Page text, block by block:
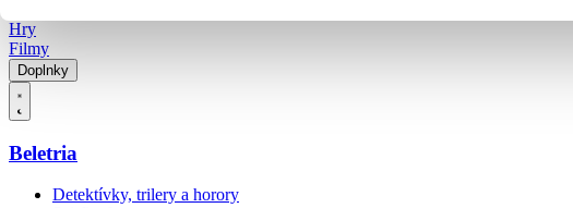
Hry
Filmy
Doplnky
Beletria
Detektívky, trilery a horory